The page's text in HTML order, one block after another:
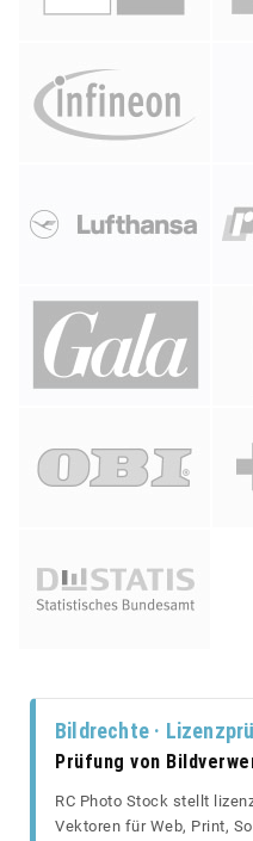
Bildrechte ·
Prüfung von
RC Photo Stock stellt
Vektoren für Web, Print,